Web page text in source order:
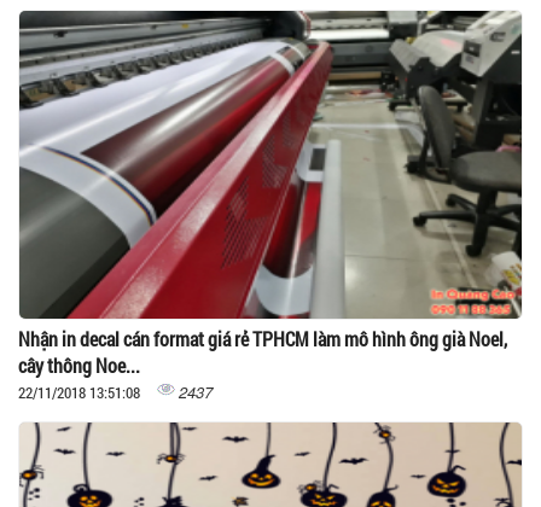
Nhận in decal cán format giá rẻ TPHCM làm mô hình ông già Noel,
cây thông Noe...
22/11/2018 13:51:08 2437